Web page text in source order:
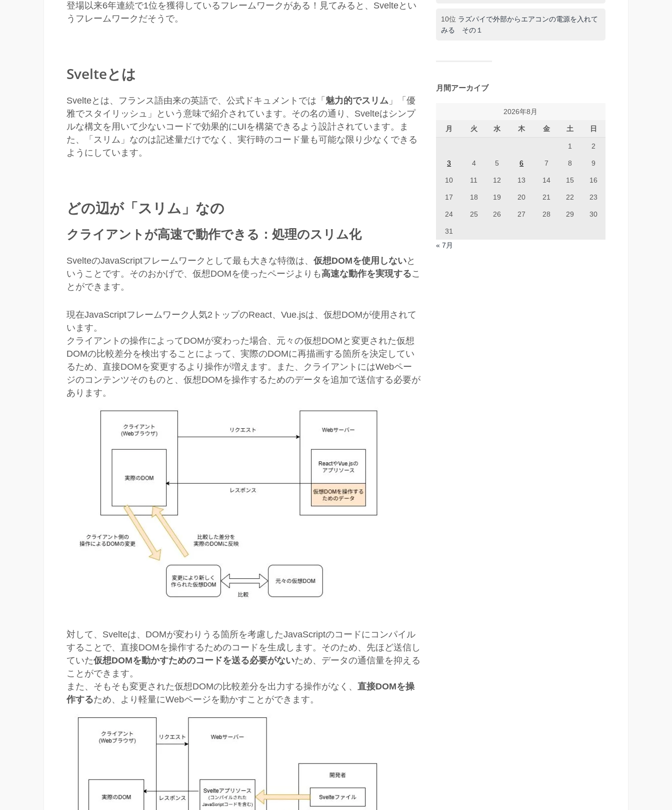
登場以来6年連続で1位を獲得しているフレームワークがある！見てみると、Svelteとい
うフレームワークだそうで。
Svelteとは
Svelteとは、フランス語由来の英語で、公式ドキュメントでは「 魅力的でスリム 」「優
雅でスタイリッシュ」という意味で紹介されています。 その名の通り、Svelteはシンプ
ルな構文を用いて少ないコードで効果的にUIを構築できるよう設計されています。
ま
た、「スリム」なのは記述量だけでなく、実行時のコード量も可能な限り少なくできる
ようにしています。
どの辺が「スリム」なの
クライアントが高速で動作できる：処理のスリム化
SvelteのJavaScriptフレームワークとして最も大きな特徴は、 仮想DOMを使用しないと
いうことです。そのおかげで、仮想DOMを使ったページよりも 高速な動作を実現するこ
とができます。
現在JavaScriptフレームワーク人気2トップのReact、Vue.jsは、仮想DOMが使用されて
います。
クライアントの操作によってDOMが変わった場合、元々の仮想DOMと変更された仮想
DOMの比較差分を検出することによって、実際のDOMに再描画する箇所を決定してい
るため、直接DOMを変更するより操作が増えます。また、クライアントにはWebペー
ジのコンテンツそのものと、仮想DOMを操作するためのデータを追加で送信する必要が
あります。
対して、Svelteは、DOMが変わりうる箇所を考慮したJavaScriptのコードにコンパイル
することで、直接DOMを操作するためのコードを生成します。そのため、先ほど送信し
ていた仮想DOMを動かすためのコードを送る必要がないため、データの通信量を抑える
ことができます。
また、そもそも変更された仮想DOMの比較差分を出力する操作がなく、 直接DOMを操
作するため、より軽量にWebページを動かすことができます。
10位 ラズパイで外部からエアコンの電源を入れて
みる その１
月間アーカイブ
2026年8月
月 火 水 木 金 土 日
1 2
3 4 5 6 7 8 9
10 11 12 13 14 15 16
17 18 19 20 21 22 23
24 25 26 27 28 29 30
31
« 7月